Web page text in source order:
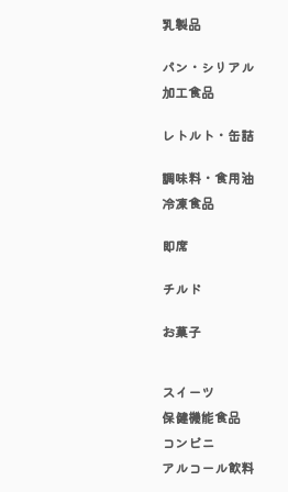
乳製品
パン・シリアル
加工食品
レトルト・缶詰
調味料・食用油
冷凍食品
即席
チルド
お菓子
スイーツ
保健機能食品
コンビニ
アルコール飲料